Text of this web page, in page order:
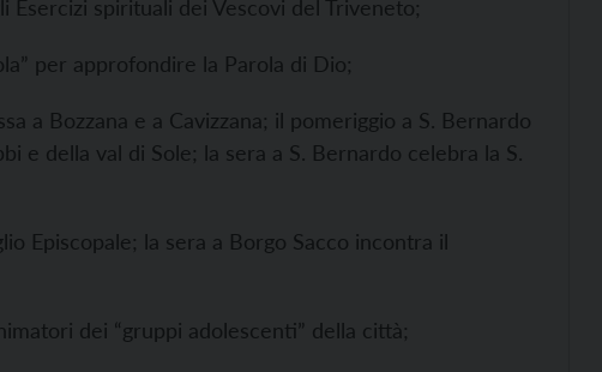
Esercizi spirituali dei Vescovi del Triveneto;
per approfondire la Parola di Dio;
a Bozzana e a Cavizzana; il pomeriggio a S. Bernardo
e della val di Sole; la sera a S. Bernardo celebra la S.
Episcopale; la sera a Borgo Sacco incontra il
dei “gruppi adolescenti” della città;